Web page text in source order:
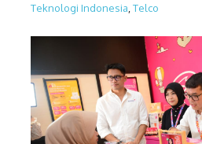
Teknologi Indonesia Telco